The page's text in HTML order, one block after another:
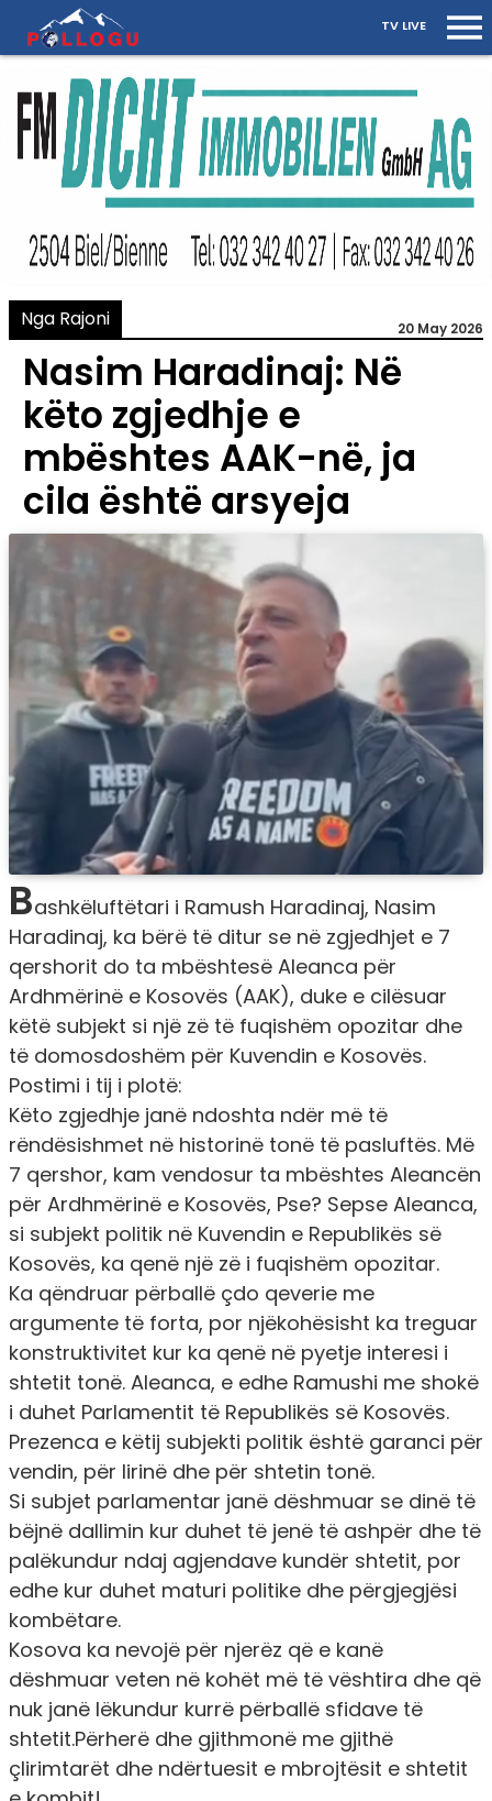
TV LIVE
Nga Rajoni 20 May 2026
Nasim Haradinaj: Në
këto zgjedhje e
mbështes AAK-në, ja
cila është arsyeja
Bashkëluftëtari i Ramush Haradinaj, Nasim
Haradinaj, ka bërë të ditur se në zgjedhjet e 7
qershorit do ta mbështesë Aleanca për
Ardhmërinë e Kosovës (AAK), duke e cilësuar
këtë subjekt si një zë të fuqishëm opozitar dhe
të domosdoshëm për Kuvendin e Kosovës.
Postimi i tij i plotë:
Këto zgjedhje janë ndoshta ndër më të
rëndësishmet në historinë tonë të pasluftës. Më
7 qershor, kam vendosur ta mbështes Aleancën
për Ardhmërinë e Kosovës, Pse? Sepse Aleanca,
si subjekt politik në Kuvendin e Republikës së
Kosovës, ka qenë një zë i fuqishëm opozitar.
Ka qëndruar përballë çdo qeverie me
argumente të forta, por njëkohësisht ka treguar
konstruktivitet kur ka qenë në pyetje interesi i
shtetit tonë. Aleanca, e edhe Ramushi me shokë
i duhet Parlamentit të Republikës së Kosovës.
Prezenca e këtij subjekti politik është garanci për
vendin, për lirinë dhe për shtetin tonë.
Si subjet parlamentar janë dëshmuar se dinë të
bëjnë dallimin kur duhet të jenë të ashpër dhe të
palëkundur ndaj agjendave kundër shtetit, por
edhe kur duhet maturi politike dhe përgjegjësi
kombëtare.
Kosova ka nevojë për njerëz që e kanë
dëshmuar veten në kohët më të vështira dhe që
nuk janë lëkundur kurrë përballë sfidave të
shtetit.Përherë dhe gjithmonë me gjithë
çlirimtarët dhe ndërtuesit e mbrojtësit e shtetit